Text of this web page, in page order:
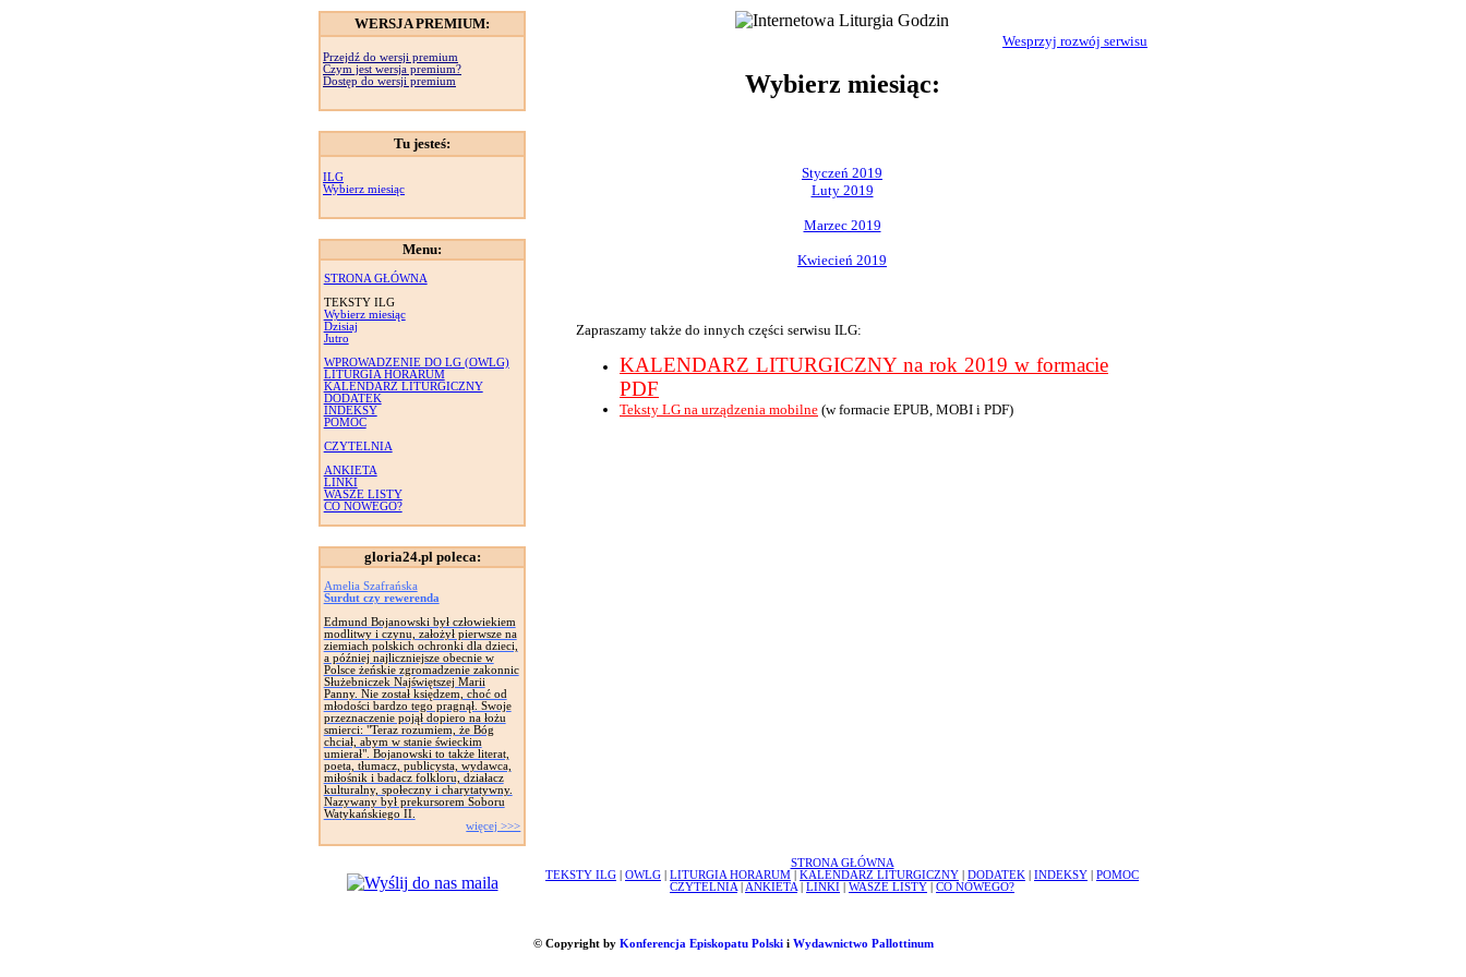
WERSJA PREMIUM:
Przejdź do wersji premium
Czym jest wersja premium?
Dostęp do wersji premium
Tu jesteś:
ILG
Wybierz miesiąc
Menu:
STRONA GŁÓWNA
TEKSTY ILG
Wybierz miesiąc
Dzisiaj
Jutro
WPROWADZENIE DO LG (OWLG)
LITURGIA HORARUM
KALENDARZ LITURGICZNY
DODATEK
INDEKSY
POMOC
CZYTELNIA
ANKIETA
LINKI
WASZE LISTY
CO NOWEGO?
gloria24.pl poleca:
Amelia Szafrańska
Surdut czy rewerenda
Edmund Bojanowski był człowiekiem
modlitwy i czynu, założył pierwsze na
ziemiach polskich ochronki dla dzieci,
a później najliczniejsze obecnie w
Polsce żeńskie zgromadzenie zakonnic
Służebniczek Najświętszej Marii
Panny. Nie został księdzem, choć od
młodości bardzo tego pragnął. Swoje
przeznaczenie pojął dopiero na łożu
smierci: "Teraz rozumiem, że Bóg
chciał, abym w stanie świeckim
umierał". Bojanowski to także literat,
poeta, tłumacz, publicysta, wydawca,
miłośnik i badacz folkloru, działacz
kulturalny, społeczny i charytatywny.
Nazywany był prekursorem Soboru
Watykańskiego II.
więcej >>>
Wesprzyj rozwój serwisu
Wybierz miesiąc:
Styczeń 2019
Luty 2019
Marzec 2019
Kwiecień 2019
Zapraszamy także do innych części serwisu ILG:
KALENDARZ LITURGICZNY na rok 2019 w formacie
PDF
Teksty LG na urządzenia mobilne (w formacie EPUB, MOBI i PDF)
STRONA GŁÓWNA
TEKSTY ILG
OWLG LITURGIA HORARUM KALENDARZ LITURGICZNY DODATEK INDEKSY
POMOC
CZYTELNIA
ANKIETA LINKI WASZE LISTY CO NOWEGO?
© Copyright by Konferencja Episkopatu Polskii Wydawnictwo Pallottinum